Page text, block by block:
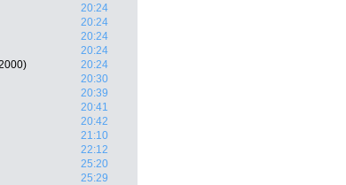
20:24
20:24
20:24
20:24
20:24
20:30
20:39
20:41
20:42
21:10
22:12
25:20
25:29